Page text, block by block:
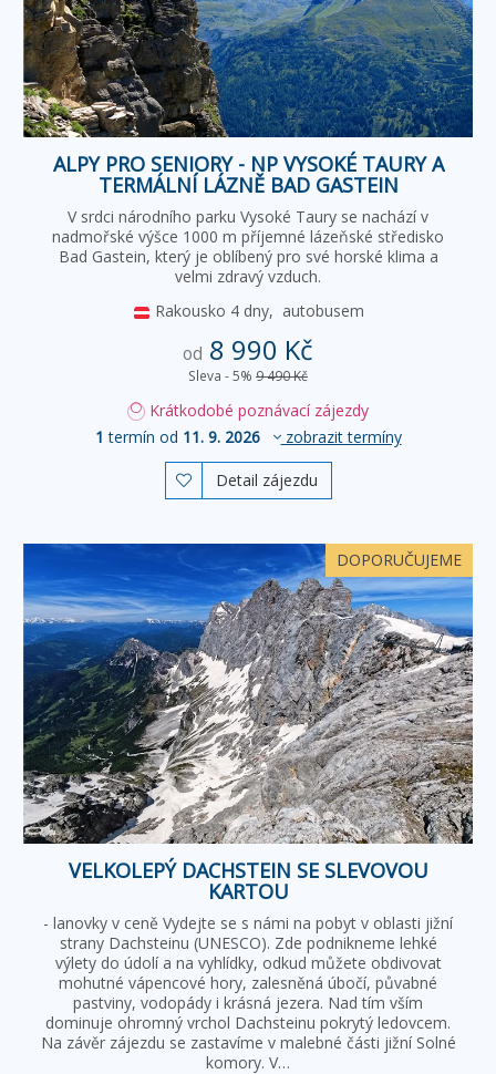
ALPY PRO SENIORY - NP VYSOKÉ TAURY A
TERMÁLNÍ LÁZNĚ BAD GASTEIN
V srdci národního parku Vysoké Taury se nachází v
nadmořské výšce 1000 m příjemné lázeňské středisko
Bad Gastein, který je oblíbený pro své horské klima a
velmi zdravý vzduch.
Rakousko 4 dny, autobusem
od 8 990 Kč
Sleva - 5% 9 490 Kč
Krátkodobé poznávací zájezdy
1 termín od 11. 9. 2026 zobrazit termíny
 Detail zájezdu
DOPORUČUJEME
VELKOLEPÝ DACHSTEIN SE SLEVOVOU
KARTOU
- lanovky v ceně Vydejte se s námi na pobyt v oblasti jižní
strany Dachsteinu (UNESCO). Zde podnikneme lehké
výlety do údolí a na vyhlídky, odkud můžete obdivovat
mohutné vápencové hory, zalesněná úbočí, půvabné
pastviny, vodopády i krásná jezera. Nad tím vším
dominuje ohromný vrchol Dachsteinu pokrytý ledovcem.
Na závěr zájezdu se zastavíme v malebné části jižní Solné
komory. V…